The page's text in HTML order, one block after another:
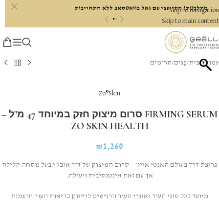
מתלבטת? התייעצי עם גאל בוואטסאפ ללא התחייבות
c
Skip to navigation
Skip to main content
עמוד הבית/פָּנִים/סרומים
Zo®Skin
FIRMING SERUM סרום מיצוק חזק במיוחד 47 מ"ל –
ZO SKIN HEALTH
₪1,260
פריצת דרך בעולם האנטי אייג׳ – סרום המיצוק של ד״ר אובג׳י בעל נוסחה קלילה
אך עם זאת אינטנסיבית ויעילה.
מיועד לכל סוגי העור ואזורי העור הרגישים לחיזוק בריאות העור והענקת